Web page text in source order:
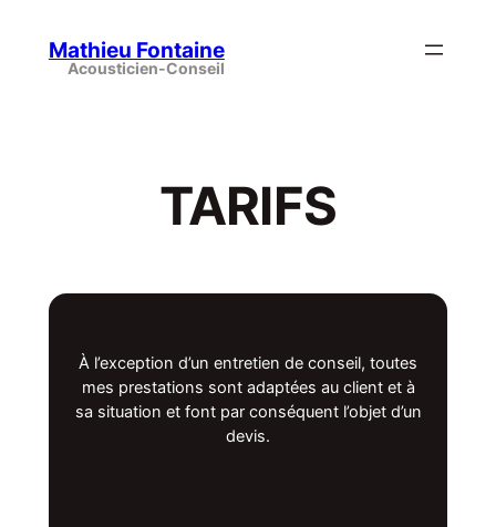
contenu
Mathieu Fontaine
TARIFS
À l’exception d’un entretien de conseil, toutes
mes prestations sont adaptées au client et à
sa situation et font par conséquent l’objet d’un
devis.